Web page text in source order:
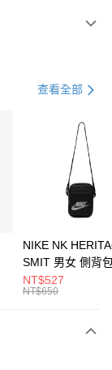
21家銀行
查看全部
NIKE NK
SMIT 男女 側背
BA5871010
NT$527
NT$650